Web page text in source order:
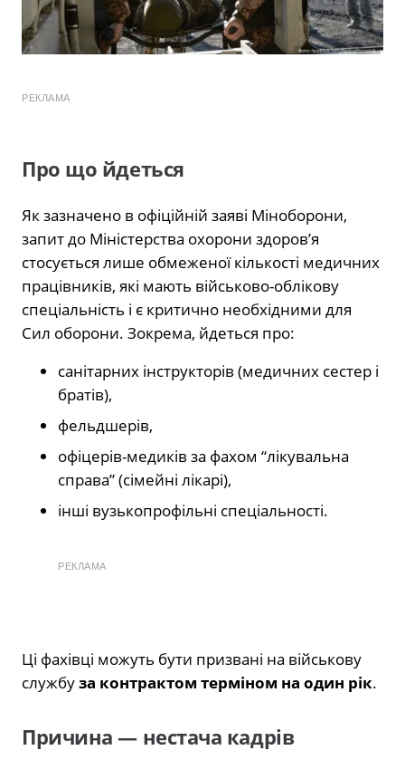
РЕКЛАМА
Про що йдеться
Як зазначено в офіційній заяві Міноборони,
запит до Міністерства охорони здоров’я
стосується лише обмеженої кількості медичних
працівників, які мають військово-облікову
спеціальність і є критично необхідними для
Сил оборони. Зокрема, йдеться про:
санітарних інструкторів (медичних сестер і
братів),
фельдшерів,
офіцерів-медиків за фахом “лікувальна
справа” (сімейні лікарі),
інші вузькопрофільні спеціальності.
РЕКЛАМА
Ці фахівці можуть бути призвані на військову
службуза контрактом терміном на один рік.
Причина — нестача кадрів